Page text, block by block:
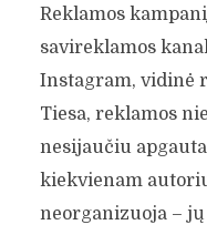
Reklamos
savireklamos
Instagram, vidinė
Tiesa, reklamos
nesijaučiu
kiekvienam
neorganizuoja –